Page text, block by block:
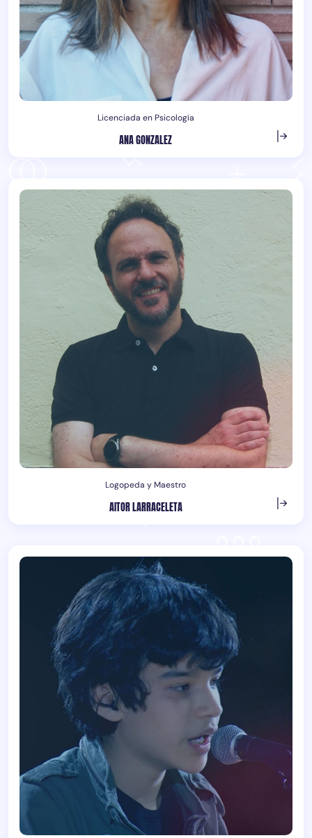
Licenciada en Psicología
ANA GONZALEZ
Logopeda y Maestro
AITOR LARRACELETA